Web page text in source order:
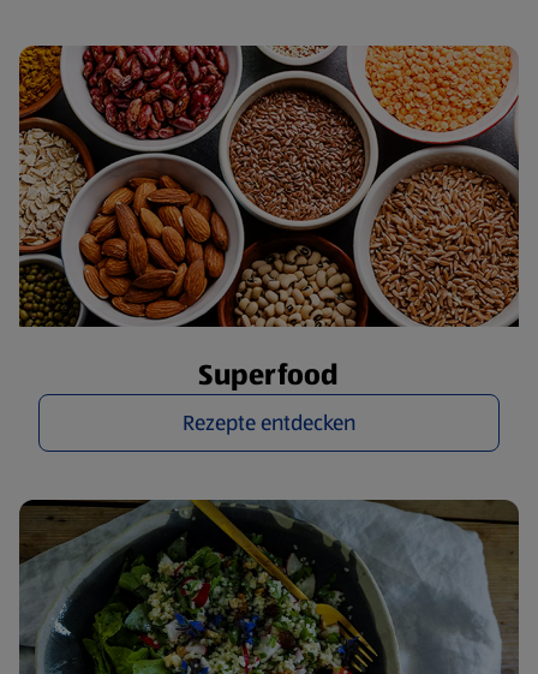
Superfood
Rezepte entdecken